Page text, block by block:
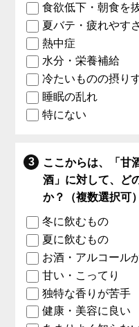
食欲低下・朝食を
夏バテ・疲れやすさ
熱中症
水分・栄養補給
冷たいものの摂り
睡眠の乱れ
特にない
ここからは、「甘
酒」に対して、ど
か？（複数選択可）
冬に飲むもの
夏に飲むもの
お酒・アルコール
甘い・こってり
独特な香りが苦手
健康・美容に良い